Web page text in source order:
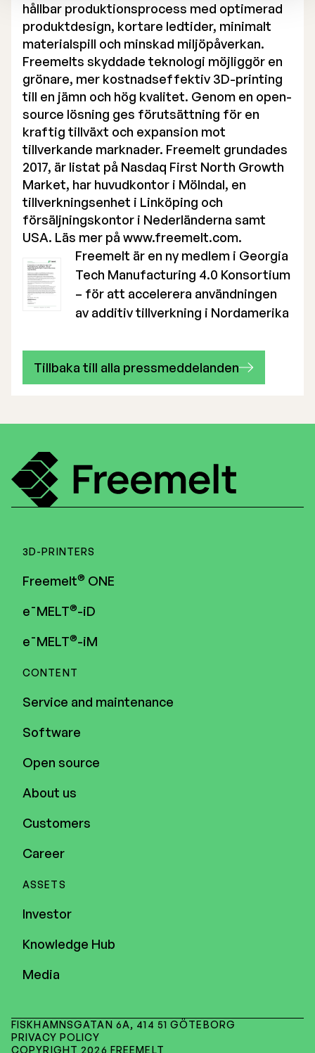
hållbar produktionsprocess med optimerad
produktdesign, kortare ledtider, minimalt
materialspill och minskad miljöpåverkan.
Freemelts skyddade teknologi möjliggör en
grönare, mer kostnadseffektiv 3D-printing
till en jämn och hög kvalitet. Genom en open-
source lösning ges förutsättning för en
kraftig tillväxt och expansion mot
tillverkande marknader. Freemelt grundades
2017, är listat på Nasdaq First North Growth
Market, har huvudkontor i Mölndal, en
tillverkningsenhet i Linköping och
försäljningskontor i Nederländerna samt
USA. Läs mer på www.freemelt.com.
Freemelt är en ny medlem i Georgia
Tech Manufacturing 4.0 Konsortium
– för att accelerera användningen
av additiv tillverkning i Nordamerika
Tillbaka till alla pressmeddelanden
3D-PRINTERS
Freemelt® ONE
e¯MELT®-iD
e¯MELT®-iM
CONTENT
Service and maintenance
Software
Open source
About us
Customers
Career
ASSETS
Investor
Knowledge Hub
Media
FISKHAMNSGATAN 6A, 414 51 GÖTEBORG
PRIVACY POLICY
COPYRIGHT 2026 FREEMELT